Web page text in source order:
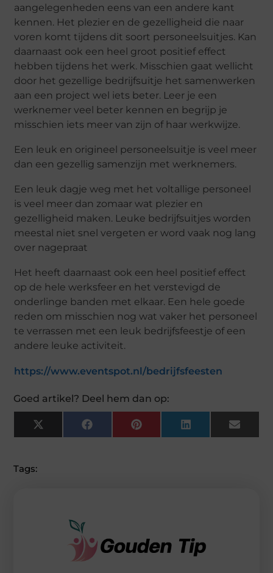
aangelegenheden eens van een andere kant
kennen. Het plezier en de gezelligheid die naar
voren komt tijdens dit soort personeelsuitjes. Kan
daarnaast ook een heel groot positief effect
hebben tijdens het werk. Misschien gaat wellicht
door het gezellige bedrijfsuitje het samenwerken
aan een project wel iets beter. Leer je een
werknemer veel beter kennen en begrijp je
misschien iets meer van zijn of haar werkwijze.
Een leuk en origineel personeelsuitje is veel meer
dan een gezellig samenzijn met werknemers.
Een leuk dagje weg met het voltallige personeel
is veel meer dan zomaar wat plezier en
gezelligheid maken. Leuke bedrijfsuitjes worden
meestal niet snel vergeten er word vaak nog lang
over nagepraat
Het heeft daarnaast ook een heel positief effect
op de hele werksfeer en het verstevigd de
onderlinge banden met elkaar. Een hele goede
reden om misschien nog wat vaker het personeel
te verrassen met een leuk bedrijfsfeestje of een
andere leuke activiteit.
https://www.eventspot.nl/bedrijfsfeesten
Goed artikel? Deel hem dan op:
X
(
F
A
P
I
L
I
E
M
Tags: